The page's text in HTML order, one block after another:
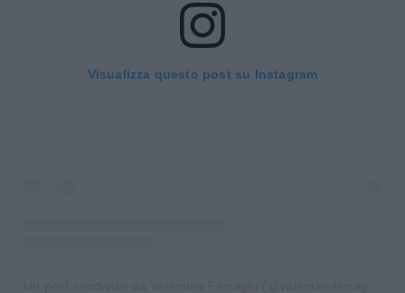
Visualizza questo post su Instagram